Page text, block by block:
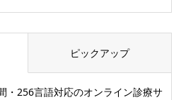
ピックアップ
・256言語対応のオンライン診療サ